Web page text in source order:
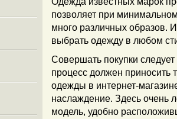
позволяет при
много различных образов.
выбрать одежду в любом
Совершать покупки
процесс должен приносить
одежды в интернет-
наслаждение. Здесь очень
модель, удобно